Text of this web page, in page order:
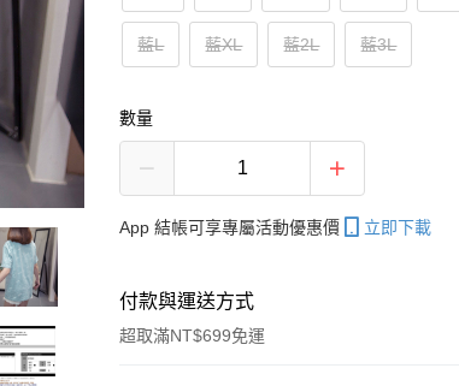
藍L 藍XL 藍2L 藍3L
數量
App 結帳可享專屬活動優惠價 立即下載
付款與運送方式
超取滿NT$699免運